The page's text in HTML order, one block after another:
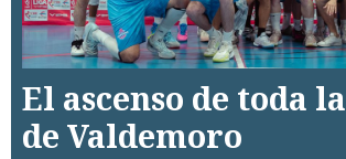
El ascenso de toda
de Valdemoro